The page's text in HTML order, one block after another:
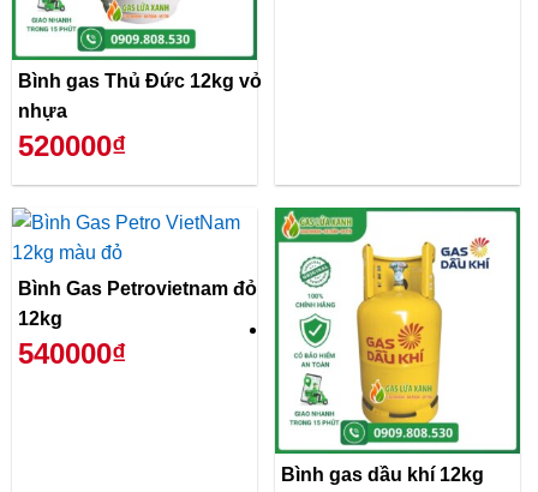
Bình gas Thủ Đức 12kg vỏ
nhựa
520000₫
Bình Gas Petrovietnam đỏ
12kg
540000₫
Bình gas dầu khí 12kg